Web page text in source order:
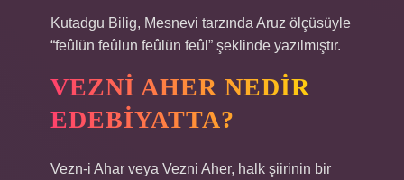
Kutadgu Bilig, Mesnevi tarzında Aruz ölçüsüyle
“feûlün feûlun feûlün feûl” şeklinde yazılmıştır.
VEZNI AHER NEDIR
EDEBIYATTA?
Vezn-i Ahar veya Vezni Aher, halk şiirinin bir